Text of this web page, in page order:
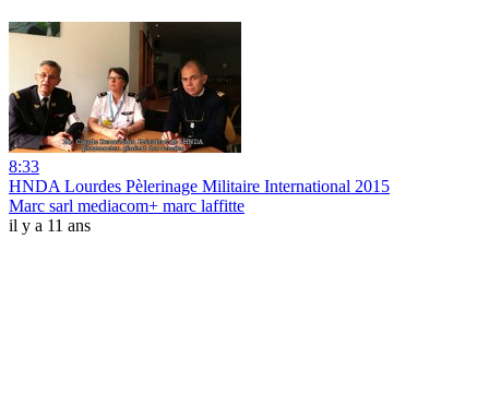
8:33
HNDA Lourdes Pèlerinage Militaire International 2015
Marc sarl mediacom+ marc laffitte
il y a 11 ans